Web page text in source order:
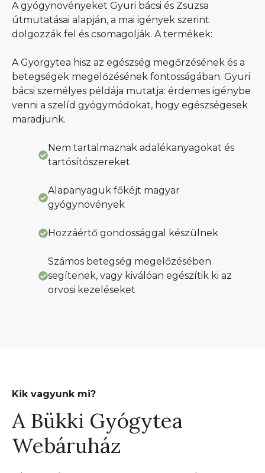
A gyógynövényeket Gyuri bácsi és Zsuzsa
útmutatásai alapján, a mai igények szerint
dolgozzák fel és csomagolják. A termékek:
A Györgytea hisz az egészség megőrzésének és a
betegségek megelőzésének fontosságában. Gyuri
bácsi személyes példája mutatja: érdemes igénybe
venni a szelíd gyógymódokat, hogy egészségesek
maradjunk.
Nem tartalmaznak adalékanyagokat és
tartósítószereket
Alapanyaguk főkéjt magyar
gyógynövények
Hozzáértő gondossággal készülnek
Számos betegség megelőzésében
segítenek, vagy kiválóan egészítik ki az
orvosi kezeléseket
Kik vagyunk mi?
A Bükki Gyógytea
Webáruház